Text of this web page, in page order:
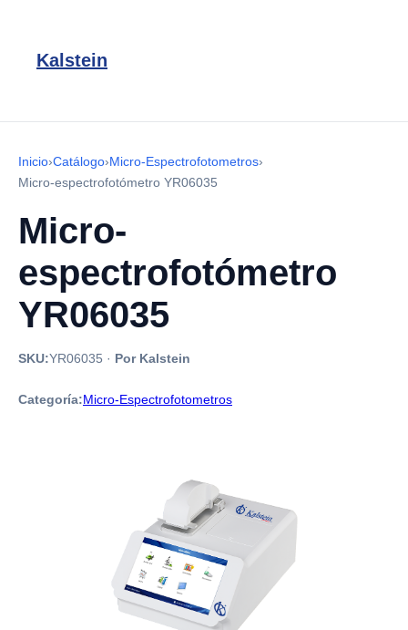
Kalstein
Inicio›Catálogo›Micro-Espectrofotometros›
Micro-espectrofotómetro YR06035
Micro-
espectrofotómetro
YR06035
SKU:YR06035 · Por Kalstein
Categoría:Micro-Espectrofotometros